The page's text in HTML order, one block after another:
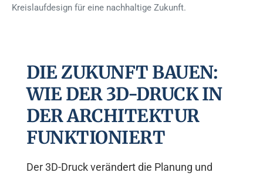
Kreislaufdesign für eine nachhaltige Zukunft.
DIE ZUKUNFT BAUEN:
WIE DER 3D-DRUCK IN
DER ARCHITEKTUR
FUNKTIONIERT
Der 3D-Druck verändert die Planung und